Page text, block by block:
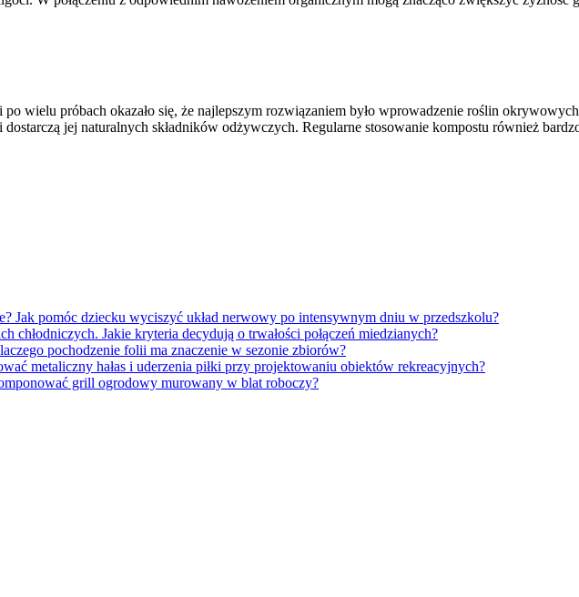
wielu próbach okazało się, że najlepszym rozwiązaniem było wprowadzenie roślin
jej naturalnych składników odżywczych. Regularne stosowanie kompostu również
Jak pomóc dziecku wyciszyć układ nerwowy po intensywnym dniu w przedszkolu?
chłodniczych. Jakie kryteria decydują o trwałości połączeń miedzianych?
pochodzenie folii ma znaczenie w sezonie zbiorów?
metaliczny hałas i uderzenia piłki przy projektowaniu obiektów rekreacyjnych?
grill ogrodowy murowany w blat roboczy?